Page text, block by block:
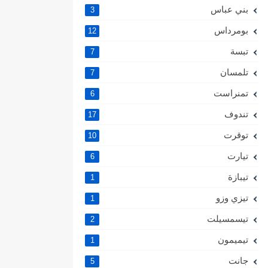
بني عباس 3
بومرداس 12
تبسة 7
تلمسان 7
تمنراست 6
تندوف 17
توقرت 10
تيارت 6
تيبازة 1
تيزي وزو 1
تيسمسيلت 2
تيميمون 1
جانت 5